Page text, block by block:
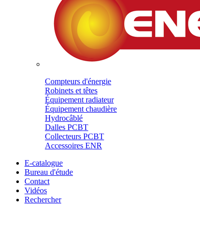
Compteurs d'énergie
Robinets et têtes
Équipement radiateur
Équipement chaudière
Hydrocâblé
Dalles PCBT
Collecteurs PCBT
Accessoires ENR
E-catalogue
Bureau d'étude
Contact
Vidéos
Rechercher